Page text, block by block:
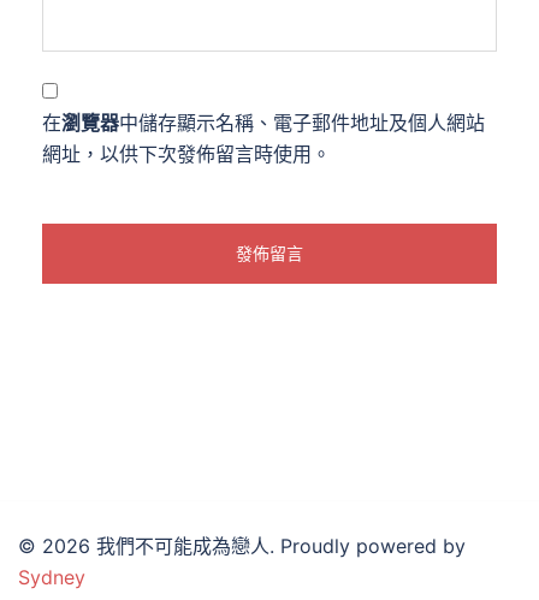
在瀏覽器中儲存顯示名稱、電子郵件地址及個人網站
網址，以供下次發佈留言時使用。
© 2026 我們不可能成為戀人. Proudly powered by
Sydney